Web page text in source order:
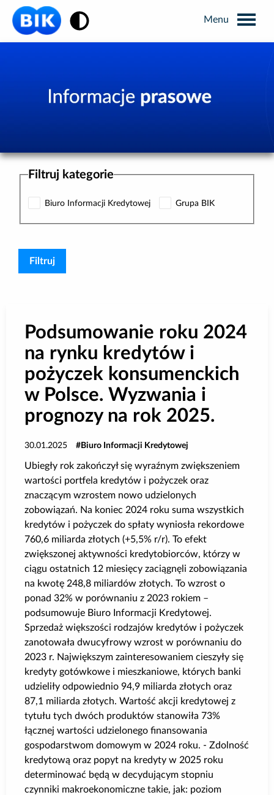
Zmiana kontrastu
Publikacje BIK
Kontakt
Logowanie
Załóż konto
Filtruj kategorie
Biuro Informacji Kredytowej Grupa BIK
Podsumowanie roku 2024
na rynku kredytów i
pożyczek konsumenckich
w Polsce. Wyzwania i
prognozy na rok 2025.
30.01.2025 Biuro Informacji Kredytowej
Ubiegły rok zakończył się wyraźnym zwiększeniem
wartości portfela kredytów i pożyczek oraz
znaczącym wzrostem nowo udzielonych
zobowiązań. Na koniec 2024 roku suma wszystkich
kredytów i pożyczek do spłaty wyniosła rekordowe
760,6 miliarda złotych (+5,5% r/r). To efekt
zwiększonej aktywności kredytobiorców, którzy w
ciągu ostatnich 12 miesięcy zaciągnęli zobowiązania
na kwotę 248,8 miliardów złotych. To wzrost o
ponad 32% w porównaniu z 2023 rokiem –
podsumowuje Biuro Informacji Kredytowej.
Sprzedaż większości rodzajów kredytów i pożyczek
zanotowała dwucyfrowy wzrost w porównaniu do
2023 r. Największym zainteresowaniem cieszyły się
kredyty gotówkowe i mieszkaniowe, których banki
udzieliły odpowiednio 94,9 miliarda złotych oraz
87,1 miliarda złotych. Wartość akcji kredytowej z
tytułu tych dwóch produktów stanowiła 73%
łącznej wartości udzielonego finansowania
gospodarstwom domowym w 2024 roku. - Zdolność
kredytową oraz popyt na kredyty w 2025 roku
determinować będą w decydującym stopniu
czynniki makroekonomiczne takie, jak: poziom